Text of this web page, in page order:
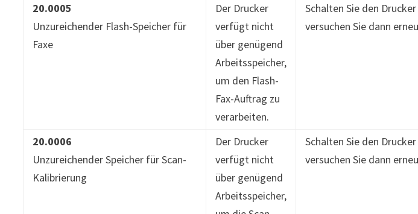
20.0005
Unzureichender Flash-Speicher für
Faxe
Der Drucker
verfügt nicht
über genügend
Arbeitsspeicher,
um den Flash-
Fax-Auftrag zu
verarbeiten.
Schalten Sie den
versuchen Sie dann
20.0006
Unzureichender Speicher für Scan-
Kalibrierung
Der Drucker
verfügt nicht
über genügend
Arbeitsspeicher,
Schalten Sie den
versuchen Sie dann